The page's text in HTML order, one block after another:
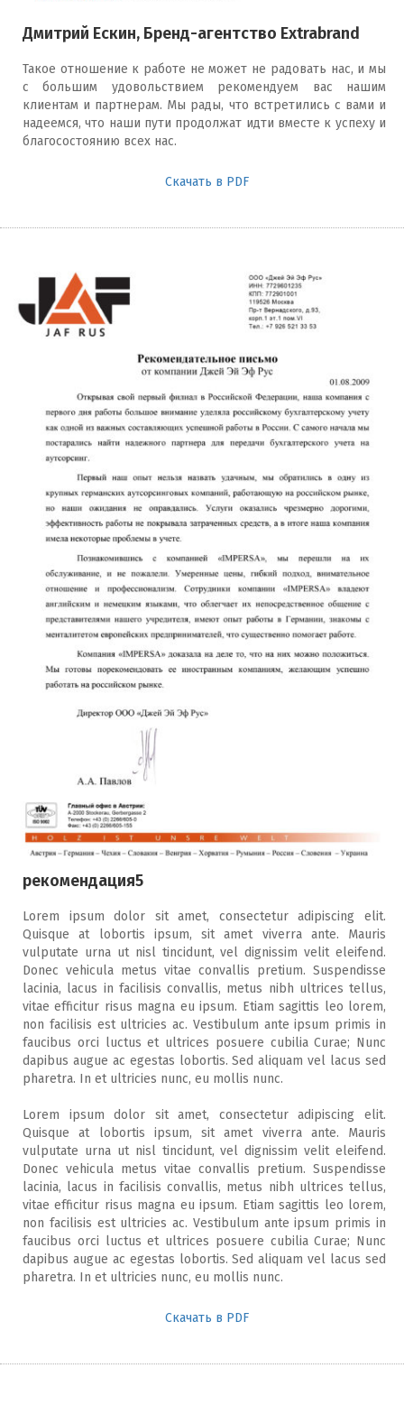
Дмитрий Ескин, Бренд-агентство Extrabrand
Такое отношение к работе не может не радовать нас, и мы
с большим удовольствием рекомендуем вас нашим
клиентам и партнерам. Мы рады, что встретились с вами и
надеемся, что наши пути продолжат идти вместе к успеху и
благосостоянию всех нас.
Скачать в PDF
рекомендация5
Lorem ipsum dolor sit amet, consectetur adipiscing elit.
Quisque at lobortis ipsum, sit amet viverra ante. Mauris
vulputate urna ut nisl tincidunt, vel dignissim velit eleifend.
Donec vehicula metus vitae convallis pretium. Suspendisse
lacinia, lacus in facilisis convallis, metus nibh ultrices tellus,
vitae efficitur risus magna eu ipsum. Etiam sagittis leo lorem,
non facilisis est ultricies ac. Vestibulum ante ipsum primis in
faucibus orci luctus et ultrices posuere cubilia Curae; Nunc
dapibus augue ac egestas lobortis. Sed aliquam vel lacus sed
pharetra. In et ultricies nunc, eu mollis nunc.
Lorem ipsum dolor sit amet, consectetur adipiscing elit.
Quisque at lobortis ipsum, sit amet viverra ante. Mauris
vulputate urna ut nisl tincidunt, vel dignissim velit eleifend.
Donec vehicula metus vitae convallis pretium. Suspendisse
lacinia, lacus in facilisis convallis, metus nibh ultrices tellus,
vitae efficitur risus magna eu ipsum. Etiam sagittis leo lorem,
non facilisis est ultricies ac. Vestibulum ante ipsum primis in
faucibus orci luctus et ultrices posuere cubilia Curae; Nunc
dapibus augue ac egestas lobortis. Sed aliquam vel lacus sed
pharetra. In et ultricies nunc, eu mollis nunc.
Скачать в PDF